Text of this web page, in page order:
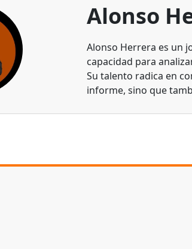
Alonso
Alonso Herrera es un
capacidad para
Su talento radica en
informe, sino que